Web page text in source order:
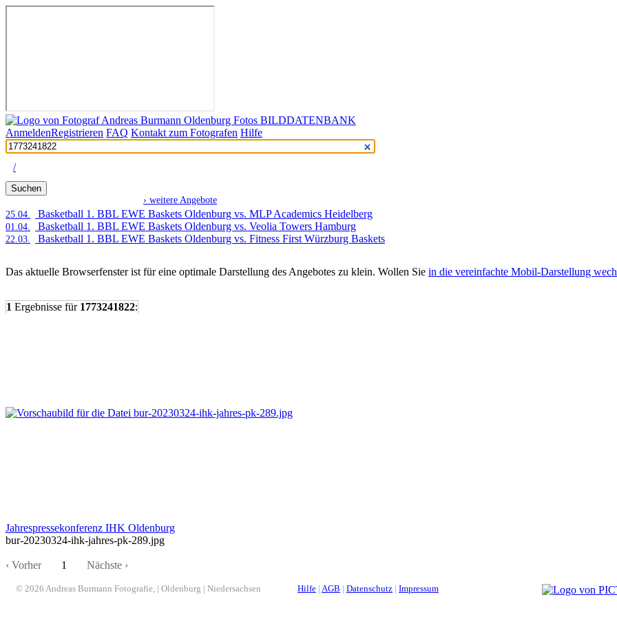
AnmeldenRegistrieren FAQ Kontakt zum Fotografen Hilfe
/
Suchen
› weitere Angebote
25.04.
Basketball 1. BBL EWE Baskets Oldenburg vs. MLP Academics Heidelberg
01.04. Basketball 1. BBL EWE Baskets Oldenburg vs. Veolia Towers Hamburg
22.03. Basketball 1. BBL EWE Baskets Oldenburg vs. Fitness First Würzburg Baskets
Das aktuelle Browserfenster ist für eine optimale Darstellung des Angebotes zu klein. Wollen Sie in die vereinfachte Mobil-Darstellung
1 Ergebnisse für 1773241822:
Jahrespressekonferenz IHK Oldenburg
bur-20230324-ihk-jahres-pk-289.jpg
‹ Vorher 1 Nächste ›
© 2026 Andreas Burmann Fotografie, | Oldenburg | Niedersachsen Hilfe AGB Datenschutz Impressum